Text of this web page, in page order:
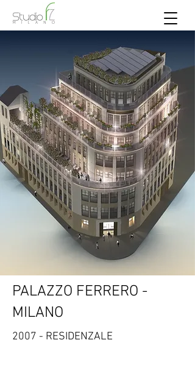
PALAZZO FERRERO -
MILANO
2007 - RESIDENZALE